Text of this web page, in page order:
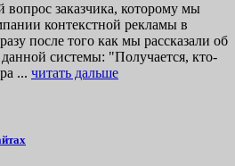
заказчика, которому мы
контекстной рекламы в
после того как мы рассказали об
системы: "Получается, кто-
... читать дальше